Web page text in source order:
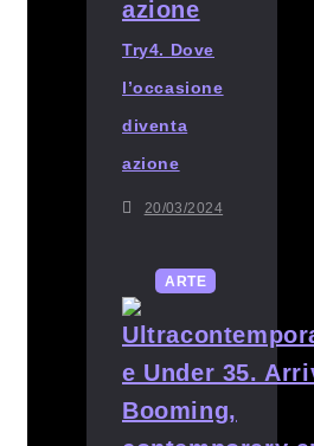
Try4. Dove
l’occasione
diventa
azione
20/03/2024
ARTE